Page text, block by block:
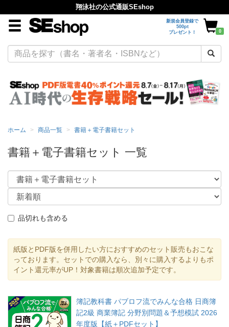
翔泳社の公式通販SEshop
新規会員登録で
500pt
プレゼント！
0
ホーム 商品一覧 書籍＋電子書籍セット
書籍＋電子書籍セット 一覧
品切れも含める
紙版とPDF版を併用したい方におすすめのセット販売もおこな
っております。セットでの購入なら、別々に購入するよりもポ
イント還元率がUP！対象書籍は順次追加予定です。
簿記教科書 パブロフ流でみんな合格 日商簿
記2級 商業簿記 分野別問題＆予想模試 2026
年度版【紙＋PDFセット】